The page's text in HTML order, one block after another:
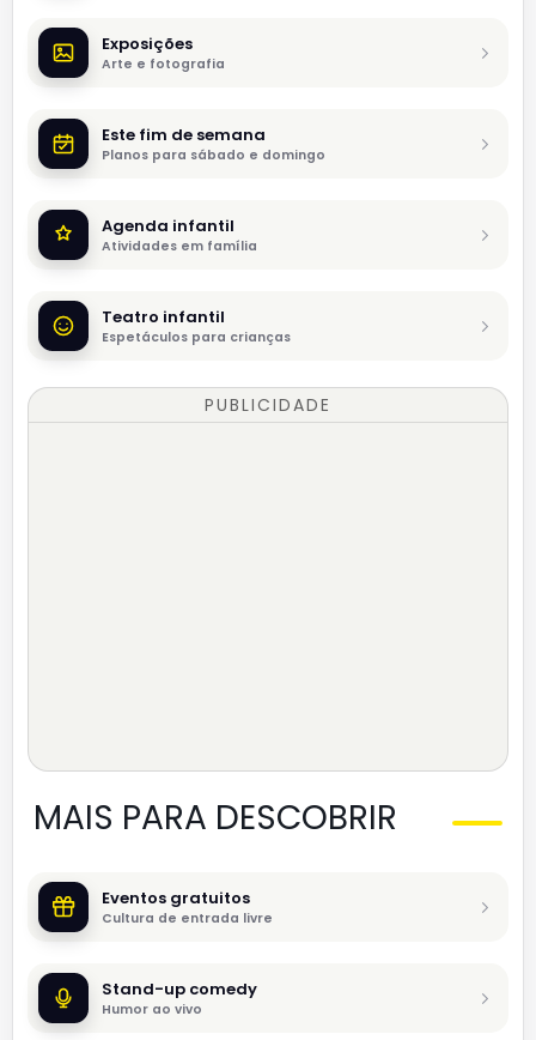
Exposições
Arte e fotografia
Este fim de semana
Planos para sábado e domingo
Agenda infantil
Atividades em família
Teatro infantil
Espetáculos para crianças
PUBLICIDADE
MAIS PARA DESCOBRIR
Eventos gratuitos
Cultura de entrada livre
Stand-up comedy
Humor ao vivo